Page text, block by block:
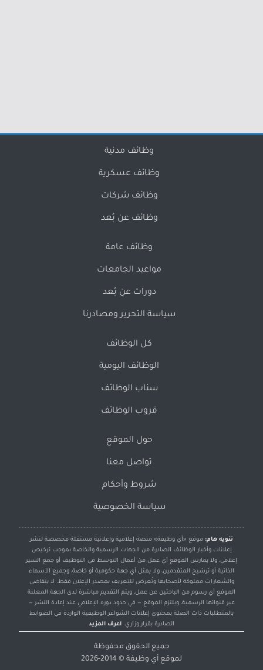
وظائف مدنية
وظائف عسكرية
وظائف شركات
وظائف عن بُعد
وظائف عامة
مواعيد الجامعات
دورات عن بُعد
سياسة التحرير ومصادرنا
كل الوظائف
الوظائف اليومية
سناب الوظائف
قروب الوظائف
حول الموقع
تواصل معنا
شروط وأحكام
سياسة الخصوصية
تنويه هام: موقع «أي وظيفة» منصة إعلامية وإعلانية مستقلة مخصصة لنشر
إعلانات وأخبار الوظائف الصادرة من الجهات الرسمية والخاصة بموجب ترخيص
إعلامي، ولا يمارس الموقع أي عمل من أعمال التوسط في التوظيف أو جمع السير
الذاتية أو ترشيح المتقدمين، ولا يمثل أي جهة حكومية أو خاصة، وجميع الأسماء
والشعارات مملوكة لأصحابها وتُعرض للتعريف بمصدر الإعلان فقط. لا يتقاضى
الموقع أي رسوم من الباحثين عن عمل، ويتم التقديم مباشرة لدى الجهة المعلنة
عبر قنواتها الرسمية، ويلتزم الموقع — في حدود دوره الإعلامي عند إعادة النشر —
بالمتطلبات ذات الصلة بمحتوى إعلانات الشواغر الوظيفية الواردة في الضوابط
الصادرة بقرار وزاري. اعرف المزيد
جميع الحقوق محفوظة
لموقع أي وظيفة © 2014-2026